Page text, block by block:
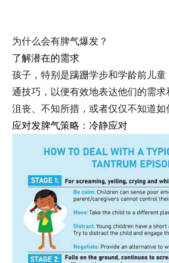
为什么会有脾气爆发？
了解潜在的需求
孩子，特别是蹒跚学步和学龄前儿
通技巧，以便有效地表达他们的需
沮丧、不知所措，或者仅仅不知道如
应对发脾气策略：冷静应对